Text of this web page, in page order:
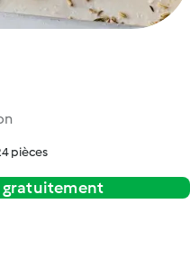
pièces
gratuitement